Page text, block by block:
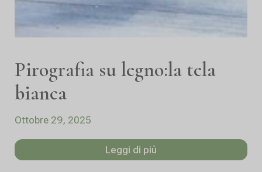
Pirografia su legno:la tela
bianca
Ottobre 29, 2025
Leggi di più